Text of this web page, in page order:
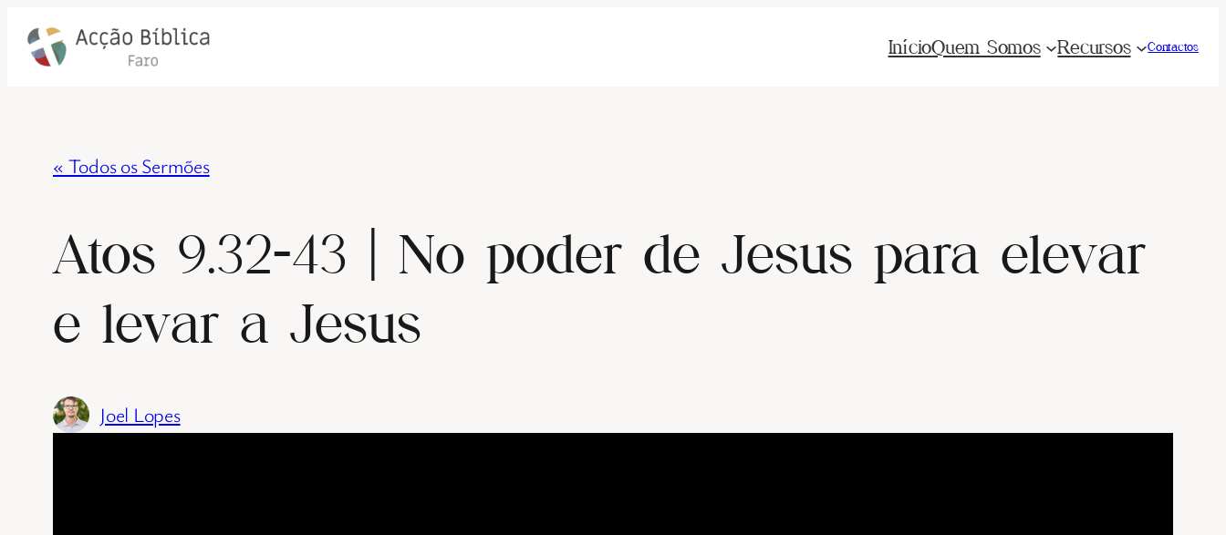
InícioQuem Somos Recursos Contactos
« Todos os Sermões
Atos 9.32-43 | No poder de Jesus para elevar
e levar a Jesus
Joel Lopes